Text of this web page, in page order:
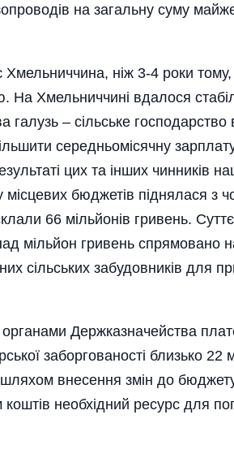
на загальну суму
ніж 3-4 роки тому,
На Хмельниччині вдалося
галузь – сільське господарство
середньомісячну
цих та інших чинників
бюджетів піднялася з
66 мільйонів гривень.
мільйон гривень спрямовано
сільських забудовників для
Держказначейства
заборгованості близько 22
внесення змін до
необхідний ресурс для